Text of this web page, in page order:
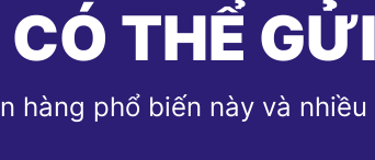
THỂ
hàng phổ biến này và